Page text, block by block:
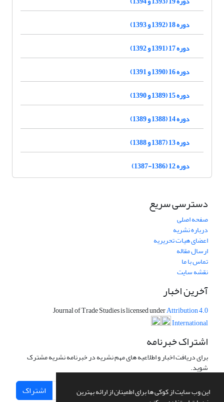
این وب سایت از کوکی ها برای اطمینان از ارائه بهترین
دوره 18 (1392 و 1393)
دوره 17 (1391 و 1392)
دوره 16 (1390 و 1391)
دوره 15 (1389 و 1390)
دوره 14 (1388 و 1389)
دوره 13 (1387 و 1388)
دوره 12 (1386-1387)
دسترسی سریع
صفحه اصلی
درباره نشریه
اعضای هیات تحریریه
ارسال مقاله
تماس با ما
نقشه سایت
آخرین اخبار
Journal of Trade Studies is licensed underAttribution 4.0
International
اشتراک خبرنامه
برای دریافت اخبار و اطلاعیه های مهم نشریه در خبرنامه نشریه مشترک
شوید.
اشتراک